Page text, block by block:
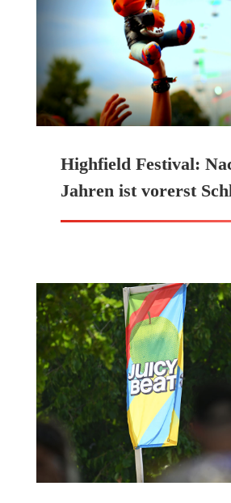
Highfield Festival:
Jahren ist vorerst